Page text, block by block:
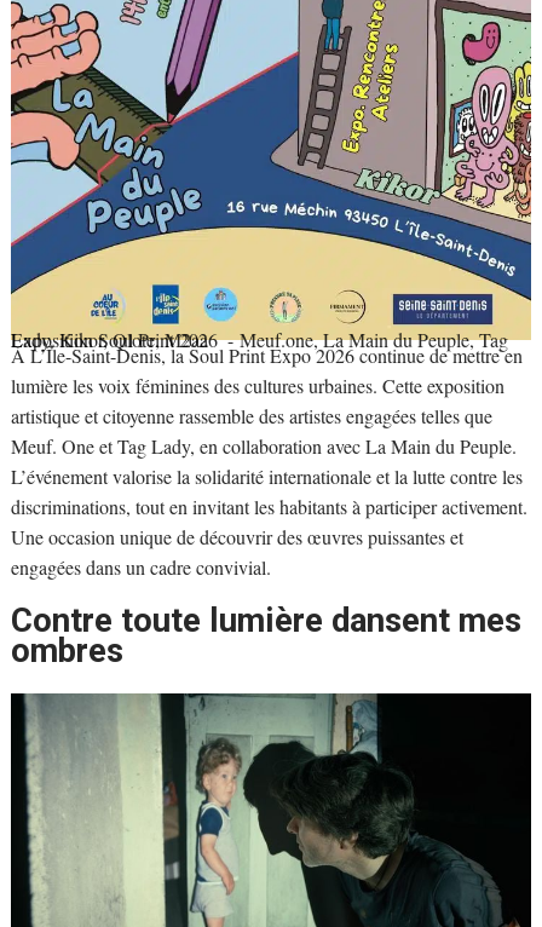
Exposition Soul Print 2026
- Meuf.one, La Main du Peuple, Tag Lady, Kikor, Qlote, M2aa
À L’Île-Saint-Denis, la Soul Print Expo 2026 continue de mettre en
lumière les voix féminines des cultures urbaines. Cette exposition
artistique et citoyenne rassemble des artistes engagées telles que
Meuf. One et Tag Lady, en collaboration avec La Main du Peuple.
L’événement valorise la solidarité internationale et la lutte contre les
discriminations, tout en invitant les habitants à participer activement.
Une occasion unique de découvrir des œuvres puissantes et
engagées dans un cadre convivial.
Contre toute lumière dansent mes
ombres